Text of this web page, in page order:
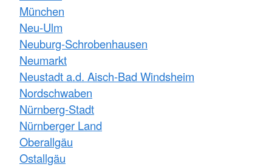
München
Neu-Ulm
Neuburg-Schrobenhausen
Neumarkt
Neustadt a.d. Aisch-Bad Windsheim
Nordschwaben
Nürnberg-Stadt
Nürnberger Land
Oberallgäu
Ostallgäu